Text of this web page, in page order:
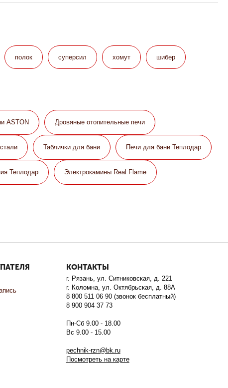
полок суперсил хомут шибер
ASTON Дровяные отопительные печи
Таблички для бани Печи для бани Теплодар
Теплодар Электрокамины Real Flame
КОНТАКТЫ
г. Рязань, ул. Ситниковская, д. 221
г. Коломна, ул. Октябрьская, д. 88А
8 800 511 06 90 (звонок бесплатный)
8 900 904 37 73
Пн-Сб 9.00 - 18.00
Вс 9.00 - 15.00
pechnik-rzn@bk.ru
Посмотреть на карте